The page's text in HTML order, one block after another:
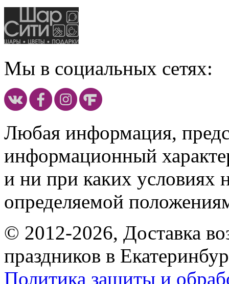
Мы в социальных сетях:
Любая информация,
информационный
и ни при каких условиях
определяемой
© 2012-2026, Доставка
праздников в
Политика защиты и